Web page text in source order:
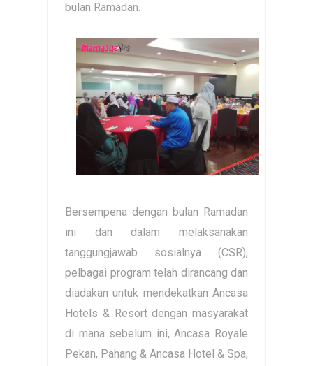
bulan Ramadan.
Bersempena dengan bulan Ramadan
ini dan dalam melaksanakan
tanggungjawab sosialnya (CSR),
pelbagai program telah dirancang dan
diadakan untuk mendekatkan Ancasa
Hotels & Resort dengan masyarakat
di mana sebelum ini, Ancasa Royale
Pekan, Pahang & Ancasa Hotel & Spa,